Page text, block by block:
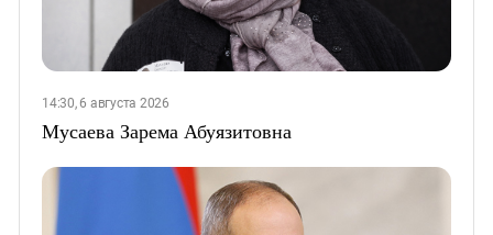
14:30, 6 августа 2026
Мусаева Зарема Абуязитовна